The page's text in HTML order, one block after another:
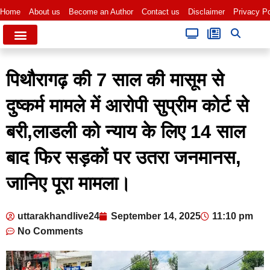
Home About us Become an Author Contact us Disclaimer Privacy
पिथौरागढ़ की 7 साल की मासूम से
दुष्कर्म मामले में आरोपी सुप्रीम कोर्ट से
बरी,लाडली को न्याय के लिए 14 साल
बाद फिर सड़कों पर उतरा जनमानस,
जानिए पूरा मामला।
uttarakhandlive24 September 14, 2025
11:10 pm
No Comments